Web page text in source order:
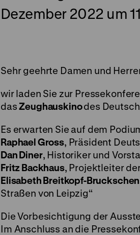
Dezember 2022 um
Sehr geehrte Damen und
wir laden Sie zur
dasZeughauskinodes
Es erwarten Sie auf dem
Raphael Gross, Präsident
Dan Diner, Historiker und
Fritz Backhaus, Projektleiter
Elisabeth Breitkopf-Bruckschen
Straßen von Leipzig“
Die Vorbesichtigung der
Im Anschluss an die